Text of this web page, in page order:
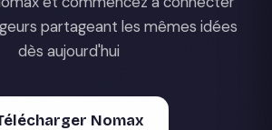
partageant les mêmes idées
dès aujourd'hui
Nomax